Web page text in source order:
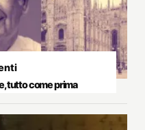
tutto come prima